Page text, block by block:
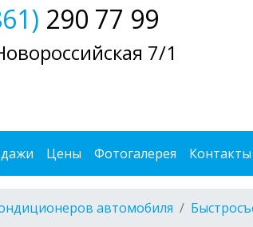
290 77 99
7/1
Цены Фотогалерея Контакты
автомобиля